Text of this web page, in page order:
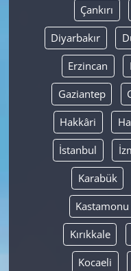
Çankırı
Diyarbakır
Erzincan
Gaziantep
Hakkâri
İstanbul
Karabük
Kastamonu
Kırıkkale
Kocaeli